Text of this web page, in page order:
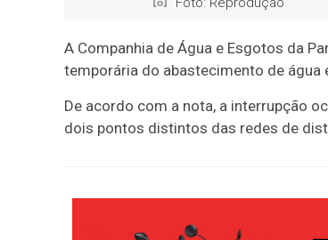
A Companhia de Água e Esgotos da
temporária do abastecimento de
De acordo com a nota, a interrupção
dois pontos distintos das redes de